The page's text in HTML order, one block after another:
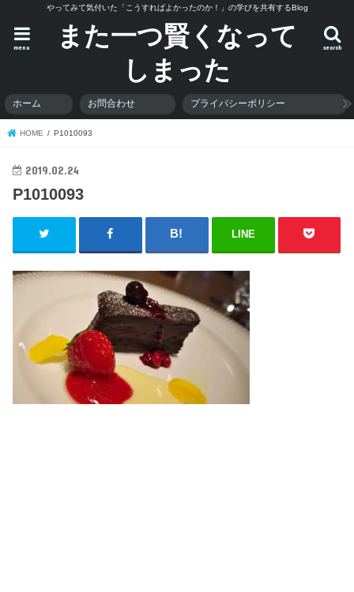
やってみて気付いた「こうすればよかったのか！」の学びを共有するBlog
また一つ賢くなって
しまった
search
menu
ホーム お問合わせ プライバシーポリシー
HOME P1010093
2019.02.24
P1010093
LINE